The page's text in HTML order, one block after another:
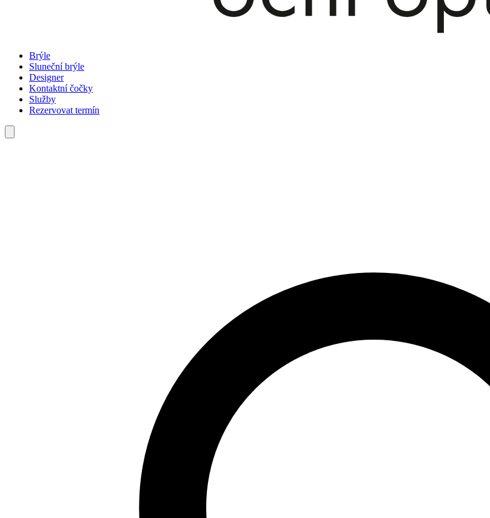
Brýle
Sluneční brýle
Designer
Kontaktní čočky
Služby
Rezervovat termín